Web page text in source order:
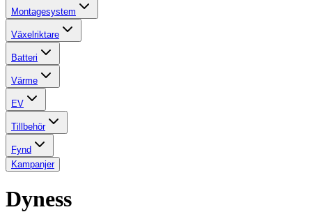
Montagesystem
Växelriktare
Batteri
Värme
EV
Tillbehör
Fynd
Kampanjer
Dyness